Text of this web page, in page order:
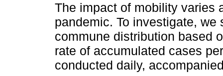
The impact of mobility varies
pandemic. To investigate,
commune distribution based
rate of accumulated cases
conducted daily,